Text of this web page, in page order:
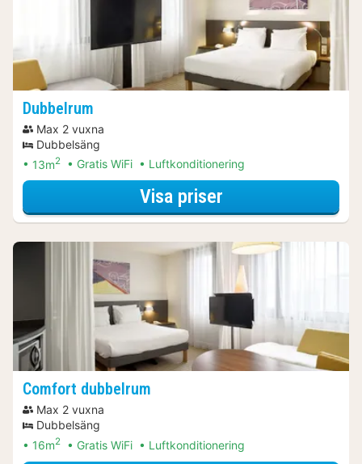
Dubbelrum
Max 2 vuxna
Dubbelsäng
13m2 Gratis WiFi Luftkonditionering
Visa priserför Classic
Comfort dubbelrum
Max 2 vuxna
Dubbelsäng
16m2 Gratis WiFi Luftkonditionering